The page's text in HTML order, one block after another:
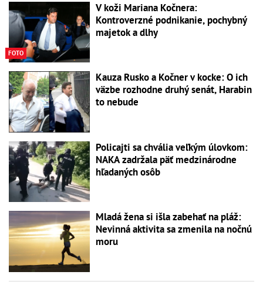
FOTO
V koži Mariana Kočnera:
Kontroverzné podnikanie, pochybný
majetok a dlhy
Kauza Rusko a Kočner v kocke: O ich
väzbe rozhodne druhý senát, Harabin
to nebude
Policajti sa chvália veľkým úlovkom:
NAKA zadržala päť medzinárodne
hľadaných osôb
Mladá žena si išla zabehať na pláž:
Nevinná aktivita sa zmenila na nočnú
moru